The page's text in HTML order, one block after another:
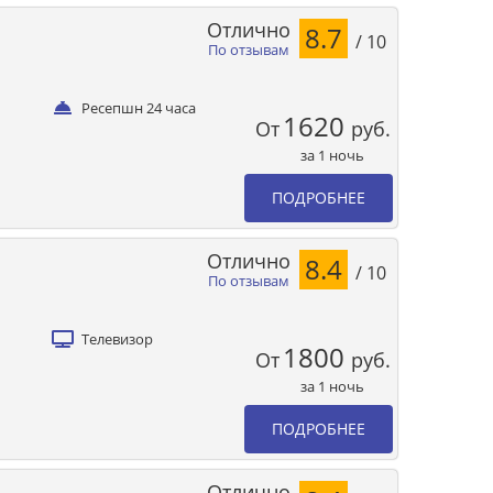
Ресепшн 24 часа
По отзывам
Отлично 8.7 / 10
От 1620 руб.
за 1 ночь
ПОДРОБНЕЕ
Телевизор
По отзывам
Отлично 8.4 / 10
От 1800 руб.
за 1 ночь
ПОДРОБНЕЕ